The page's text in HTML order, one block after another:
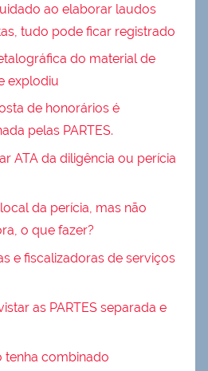
ao elaborar laudos
tudo pode ficar registrado
do material de
explodiu
de honorários é
pelas PARTES.
ATA da diligência ou perícia
da perícia, mas não
o que fazer?
e fiscalizadoras de serviços
as PARTES separada e
tenha combinado